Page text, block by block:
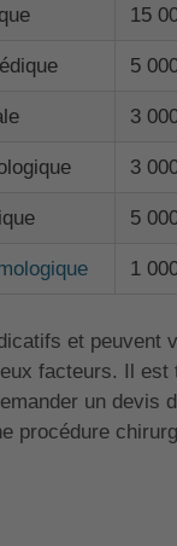
15
5
3
3
5
1
et peuvent
facteurs. Il est
un devis
procédure